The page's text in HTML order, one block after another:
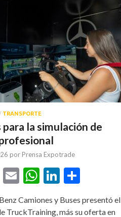
/ TRANSPORTE
para la simulación de
por Prensa Expotrade
Twitter
EmailWhatsApp
LinkedIn
Camiones y Buses presentó el
TruckTraining, más su oferta en